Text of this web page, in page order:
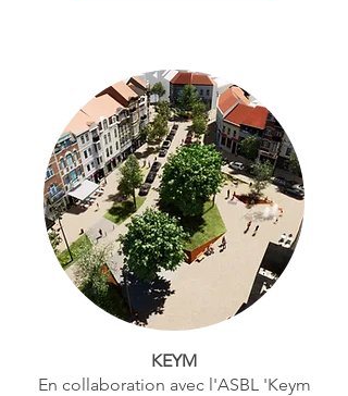
KEYM
En collaboration avec l'ASBL 'Keym